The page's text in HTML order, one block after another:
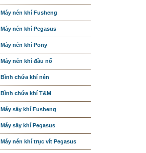
Máy nén khí Fusheng
Máy nén khí Pegasus
Máy nén khí Pony
Máy nén khí đầu nổ
Bình chứa khí nén
Bình chứa khí T&M
Máy sấy khí Fusheng
Máy sấy khí Pegasus
Máy nén khí trục vít Pegasus